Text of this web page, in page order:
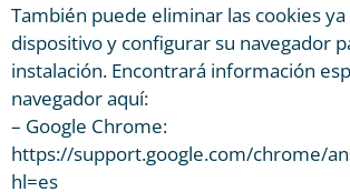
También puede eliminar las cookies ya
dispositivo y configurar su navegador
instalación. Encontrará información
navegador aquí:
– Google Chrome:
https://support.google.com/chrome/
hl=es